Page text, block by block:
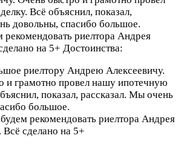
Всё объяснил, показал,
довольны, спасибо большое.
рекомендовать риелтора Андрея
на 5+ Достоинства:
риелтору Андрею Алексеевичу.
и грамотно провел нашу ипотечную
показал, рассказал. Мы очень
большое.
рекомендовать риелтора Андрея
Всё сделано на 5+